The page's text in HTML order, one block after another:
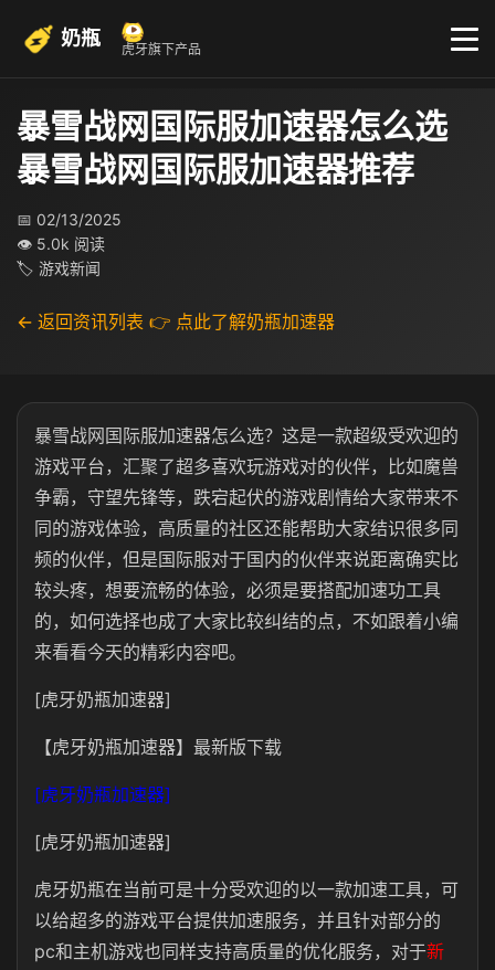
奶瓶 虎牙旗下产品
暴雪战网国际服加速器怎么选
暴雪战网国际服加速器推荐
📅 02/13/2025
👁 5.0k 阅读
🏷 游戏新闻
← 返回资讯列表 👉 点此了解奶瓶加速器
暴雪战网国际服加速器怎么选？这是一款超级受欢迎的
游戏平台，汇聚了超多喜欢玩游戏对的伙伴，比如魔兽
争霸，守望先锋等，跌宕起伏的游戏剧情给大家带来不
同的游戏体验，高质量的社区还能帮助大家结识很多同
频的伙伴，但是国际服对于国内的伙伴来说距离确实比
较头疼，想要流畅的体验，必须是要搭配加速功工具
的，如何选择也成了大家比较纠结的点，不如跟着小编
来看看今天的精彩内容吧。
[虎牙奶瓶加速器]
【虎牙奶瓶加速器】最新版下载
[虎牙奶瓶加速器]
[虎牙奶瓶加速器]
虎牙奶瓶在当前可是十分受欢迎的以一款加速工具，可
以给超多的游戏平台提供加速服务，并且针对部分的
pc和主机游戏也同样支持高质量的优化服务，对于新